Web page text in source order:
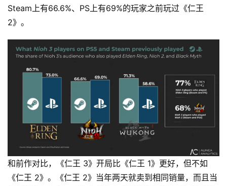
Steam上有66.6%、PS上有69%的玩家之前玩过《仁王
2》。
和前作对比，《仁王 3》开局比《仁王 1》更好，但不如
《仁王 2》。《仁王 2》当年两天就卖到相同销量，而且当